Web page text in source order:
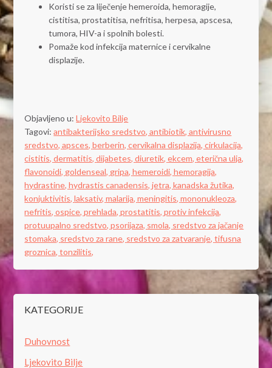
Koristi se za liječenje hemeroida, hemoragije,
cistitisa, prostatitisa, nefritisa, herpesa, apscesa,
tumora, HIV-a i spolnih bolesti.
Pomaže kod infekcija maternice i cervikalne
displazije.
Objavljeno u:Ljekovito Bilje
Tagovi:antibakterijsko sredstvo,antibiotik,antivirusno
sredstvo,apsces,berberin,cervikalna displazija,cirkulacija,
cistitis,dermatitis,dijabetes,diuretik,ekcem,eterična ulja,
flavonoidi, goldenseal, gripa,hemeroidi,hemoragija,
hydrastine,hydrastis canadensis,jetra,kanadska žutika,
konjuktivitis,laksativ,malarija,meningitis,mononukleoza,
nefritis,ospice,prehlada,prostatitis,protiv infekcija,
protuupalno sredstvo,psorijaza, smola, sredstvo za jačanje
stomaka, sredstvo za rane, sredstvo za zatvaranje,tifusna
groznica,tonzilitis,
KATEGORIJE
Duhovnost
Ljekovito Bilje